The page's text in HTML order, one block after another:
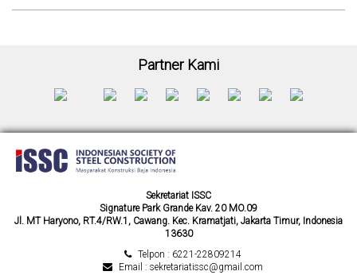
Partner Kami
Sekretariat ISSC
Signature Park Grande Kav. 20 MO.09
Jl. MT Haryono, RT.4/RW.1, Cawang. Kec. Kramatjati, Jakarta Timur, Indonesia
13630
Telpon : 6221-22809214
Email : sekretariatissc@gmail.com